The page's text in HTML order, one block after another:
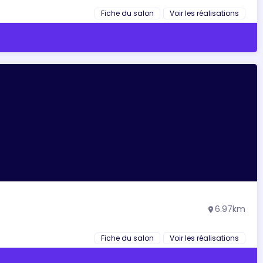
Fiche du salon Voir les réalisations
location_on 6.97km
Fiche du salon Voir les réalisations